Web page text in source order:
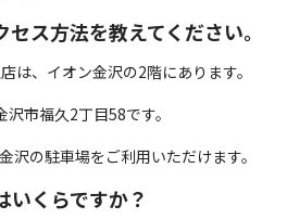
ス方法を教えてください。
は、イオン金沢の2階にあります。
市福久2丁目58です。
沢の駐車場をご利用いただけます。
くらですか？